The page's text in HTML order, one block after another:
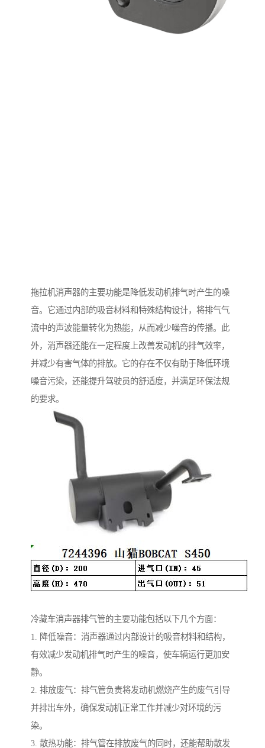
拖拉机消声器的主要功能是降低发动机排气时产生的噪
音。它通过内部的吸音材料和特殊结构设计，将排气气
流中的声波能量转化为热能，从而减少噪音的传播。此
外，消声器还能在一定程度上改善发动机的排气效率，
并减少有害气体的排放。它的存在不仅有助于降低环境
噪音污染，还能提升驾驶员的舒适度，并满足环保法规
的要求。
冷藏车消声器排气管的主要功能包括以下几个方面：
1. 降低噪音：消声器通过内部设计的吸音材料和结构，
有效减少发动机排气时产生的噪音，使车辆运行更加安
静。
2. 排放废气：排气管负责将发动机燃烧产生的废气引导
并排出车外，确保发动机正常工作并减少对环境的污
染。
3. 散热功能：排气管在排放废气的同时，还能帮助散发